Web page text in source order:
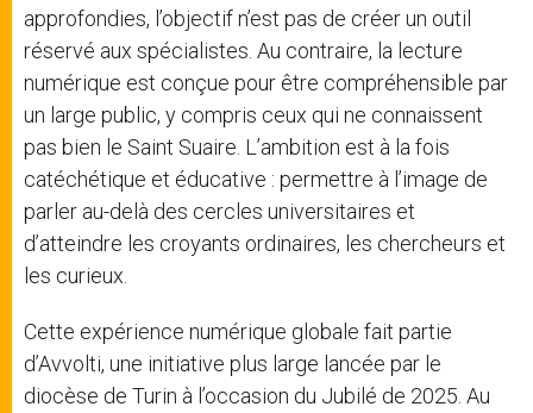
approfondies, l’objectif n’est pas de créer un outil
réservé aux spécialistes. Au contraire, la lecture
numérique est conçue pour être compréhensible par
un large public, y compris ceux qui ne connaissent
pas bien le Saint Suaire. L’ambition est à la fois
catéchétique et éducative : permettre à l’image de
parler au-delà des cercles universitaires et
d’atteindre les croyants ordinaires, les chercheurs et
les curieux.
Cette expérience numérique globale fait partie
d’Avvolti, une initiative plus large lancée par le
diocèse de Turin à l’occasion du Jubilé de 2025. Au